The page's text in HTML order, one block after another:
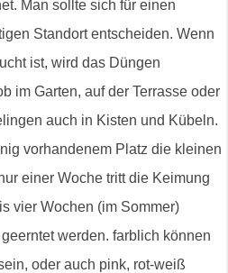
Man sollte sich für einen
Standort entscheiden. Wenn
ist, wird das Düngen
im Garten, auf der Terrasse oder
auch in Kisten und Kübeln.
vorhandenem Platz die kleinen
einer Woche tritt die Keimung
vier Wochen (im Sommer)
werden. farblich können
oder auch pink, rot-weiß